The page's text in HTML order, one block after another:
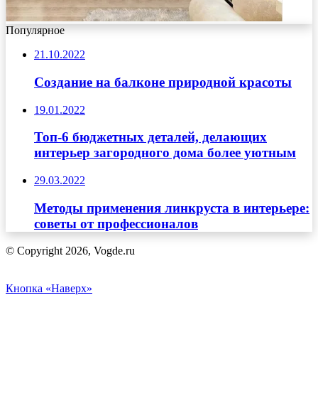
Популярное
21.10.2022
Создание на балконе природной красоты
19.01.2022
Топ-6 бюджетных деталей, делающих
интерьер загородного дома более уютным
29.03.2022
Методы применения линкруста в интерьере:
советы от профессионалов
© Copyright 2026, Vogde.ru
Кнопка «Наверх»